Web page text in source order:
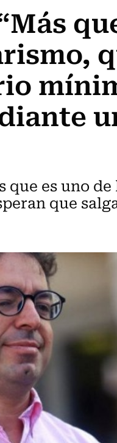
es uno
que